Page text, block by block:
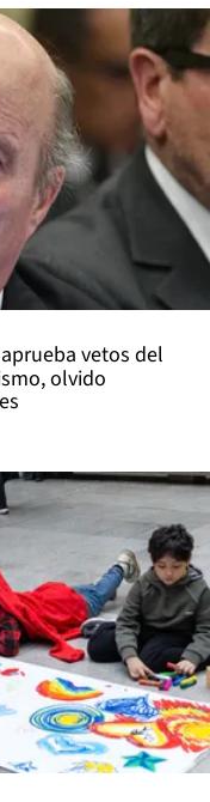
vetos del
olvido